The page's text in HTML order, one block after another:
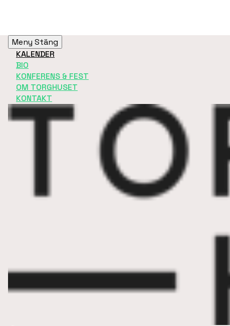
Meny Stäng
KALENDER
BIO
KONFERENS & FEST
OM TORGHUSET
KONTAKT